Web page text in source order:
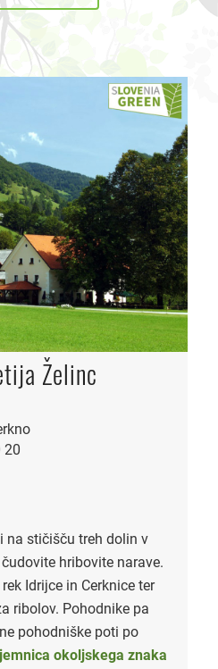
Želinc
20
na stičišču treh dolin v
hribovite narave.
Idrijce in Cerknice ter
ribolov. Pohodnike pa
pohodniške poti po
okoljskega znaka